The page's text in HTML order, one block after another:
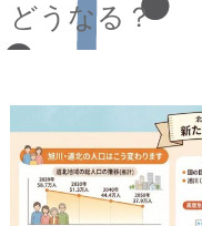
ス
キ
どうなる？